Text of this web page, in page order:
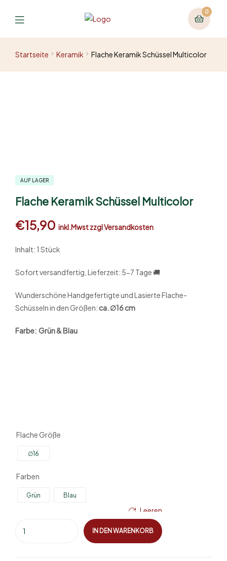
0
Startseite Keramik Flache Keramik Schüssel Multicolor
AUF LAGER
Flache Keramik Schüssel Multicolor
€15,90 inkl.Mwst zzgl Versandkosten
Inhalt: 1 Stück
Sofort versandfertig, Lieferzeit: 5-7 Tage 🚚
Wunderschöne Handgefertigte und Lasierte Flache-
Schüsseln in den Größen: ca. ∅16 cm
Farbe: Grün & Blau
Flache Größe
∅16
Farben
Grün Blau
Leeren
IN DEN WARENKORB